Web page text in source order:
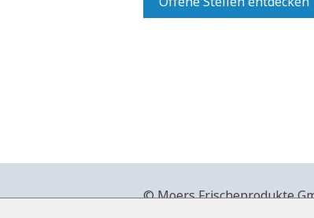
© Moers Frischeprodukte